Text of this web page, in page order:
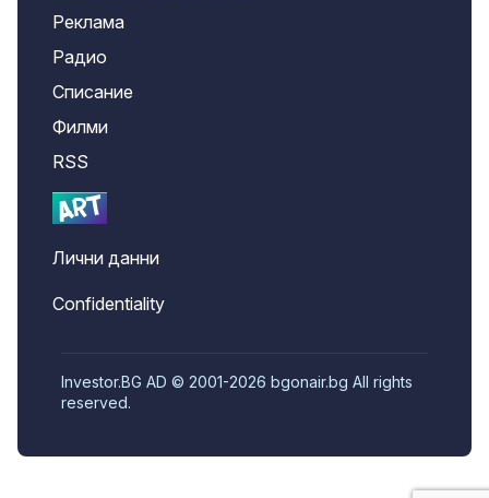
Реклама
Радио
Списание
Филми
RSS
Лични данни
Confidentiality
Investor.BG AD © 2001-2026 bgonair.bg All rights
reserved.